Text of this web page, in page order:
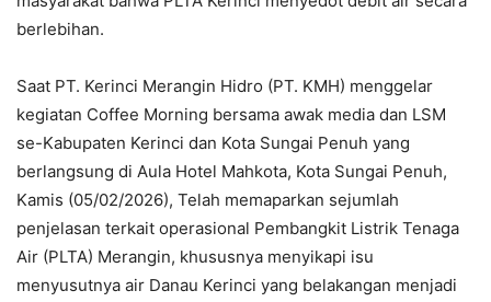
berlebihan.
Saat PT. Kerinci Merangin Hidro (PT. KMH) menggelar
kegiatan Coffee Morning bersama awak media dan LSM
se-Kabupaten Kerinci dan Kota Sungai Penuh yang
berlangsung di Aula Hotel Mahkota, Kota Sungai Penuh,
Kamis (05/02/2026), Telah memaparkan sejumlah
penjelasan terkait operasional Pembangkit Listrik Tenaga
Air (PLTA) Merangin, khususnya menyikapi isu
menyusutnya air Danau Kerinci yang belakangan menjadi